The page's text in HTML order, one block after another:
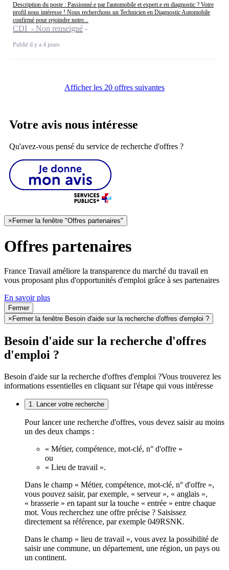
Description du poste : Passionné.e par l'automobile et expert.e en diagnostic ? Votre
profil nous intéresse ! Nous recherchons un Technicien en Diagnostic Automobile
confirmé pour rejoindre notre...
CDI - Non renseigné
Publié il y a 4 jours
Afficher les 20 offres suivantes
Votre avis nous intéresse
Qu'avez-vous pensé du service de recherche d'offres ?
×Fermer la fenêtre "Offres partenaires"
Offres partenaires
France Travail améliore la transparence du marché du travail en
vous proposant plus d'opportunités d'emploi grâce à ses partenaires
En savoir plus
Fermer
× Fermer la fenêtre Besoin d'aide sur la recherche d'offres d'emploi ?
Besoin d'aide sur la recherche d'offres
d'emploi ?
Besoin d'aide sur la recherche d'offres d'emploi ?Vous trouverez les
informations essentielles en cliquant sur l'étape qui vous intéresse
1. Lancer votre recherche
Pour lancer une recherche d'offres, vous devez saisir au moins
un des deux champs :
« Métier, compétence, mot-clé, n° d'offre »
ou
« Lieu de travail ».
Dans le champ « Métier, compétence, mot-clé, n° d'offre »,
vous pouvez saisir, par exemple, « serveur », « anglais »,
« brasserie » en tapant sur la touche « entrée » entre chaque
mot. Vous recherchez une offre précise ? Saisissez
directement sa référence, par exemple 049RSNK.
Dans le champ « lieu de travail », vous avez la possibilité de
saisir une commune, un département, une région, un pays ou
un continent.